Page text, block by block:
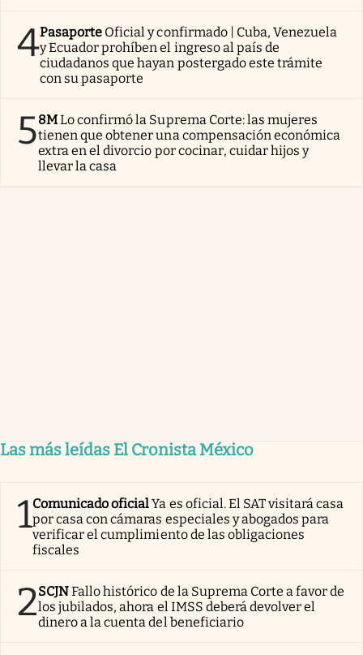
4Pasaporte Oficial y confirmado | Cuba, Venezuela
y Ecuador prohíben el ingreso al país de
ciudadanos que hayan postergado este trámite
con su pasaporte
58MLo confirmó la Suprema Corte: las mujeres
tienen que obtener una compensación económica
extra en el divorcio por cocinar, cuidar hijos y
llevar la casa
Las más leídas El Cronista México
1Comunicado oficialYa es oficial. El SAT visitará casa
por casa con cámaras especiales y abogados para
verificar el cumplimiento de las obligaciones
fiscales
2SCJNFallo histórico de la Suprema Corte a favor de
los jubilados, ahora el IMSS deberá devolver el
dinero a la cuenta del beneficiario